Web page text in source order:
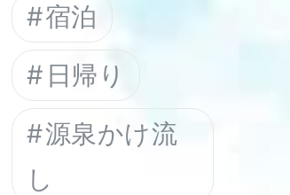
宿泊
日帰り
源泉かけ流
し